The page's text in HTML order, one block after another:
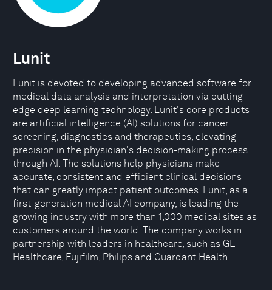
Lunit
Lunit is devoted to developing advanced software for
medical data analysis and interpretation via cutting-
edge deep learning technology. Lunit's core products
are artificial intelligence (AI) solutions for cancer
screening, diagnostics and therapeutics, elevating
precision in the physician's decision-making process
through AI. The solutions help physicians make
accurate, consistent and efficient clinical decisions
that can greatly impact patient outcomes. Lunit, as a
first-generation medical AI company, is leading the
growing industry with more than 1,000 medical sites as
customers around the world. The company works in
partnership with leaders in healthcare, such as GE
Healthcare, Fujifilm, Philips and Guardant Health.